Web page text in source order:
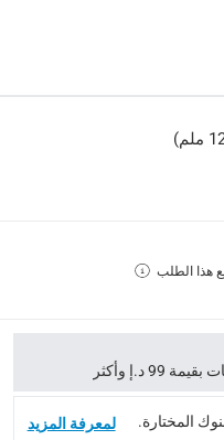
مجاناً خلال 30 يوماً.
هذا الطلب
د.إ وأكثر
المختارة. لمعرفة المزيد